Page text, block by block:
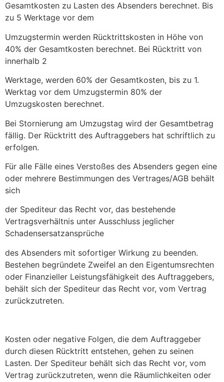
Gesamtkosten zu Lasten des Absenders berechnet. Bis
zu 5 Werktage vor dem
Umzugstermin werden Rücktrittskosten in Höhe von
40% der Gesamtkosten berechnet. Bei Rücktritt von
innerhalb 2
Werktage, werden 60% der Gesamtkosten, bis zu 1.
Werktag vor dem Umzugstermin 80% der
Umzugskosten berechnet.
Bei Stornierung am Umzugstag wird der Gesamtbetrag
fällig. Der Rücktritt des Auftraggebers hat schriftlich zu
erfolgen.
Für alle Fälle eines Verstoßes des Absenders gegen eine
oder mehrere Bestimmungen des Vertrages/AGB behält
sich
der Spediteur das Recht vor, das bestehende
Vertragsverhältnis unter Ausschluss jeglicher
Schadensersatzansprüche
des Absenders mit sofortiger Wirkung zu beenden.
Bestehen begründete Zweifel an den Eigentumsrechten
oder Finanzieller Leistungsfähigkeit des Auftraggebers,
behält sich der Spediteur das Recht vor, vom Vertrag
zurückzutreten.
Kosten oder negative Folgen, die dem Auftraggeber
durch diesen Rücktritt entstehen, gehen zu seinen
Lasten. Der Spediteur behält sich das Recht vor, vom
Vertrag zurückzutreten, wenn die Räumlichkeiten oder